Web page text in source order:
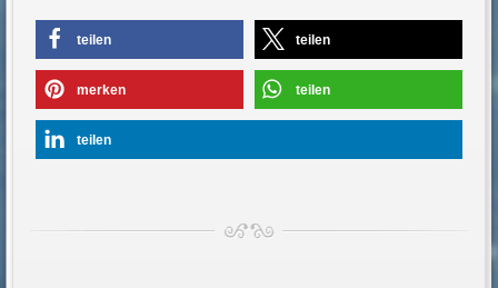
teilen teilen
merken teilen
teilen